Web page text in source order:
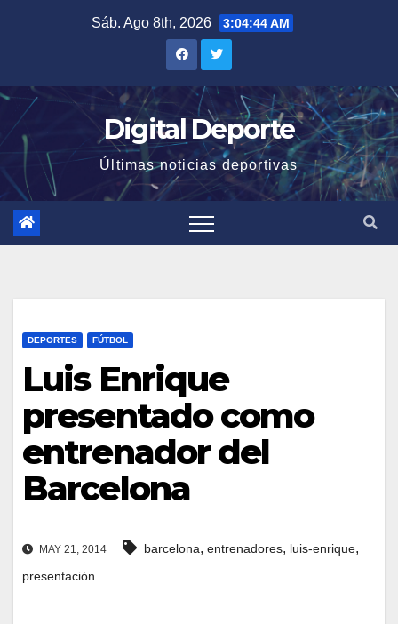
Sáb. Ago 8th, 2026 3:04:45 AM
Digital Deporte
Últimas noticias deportivas
DEPORTES FÚTBOL
Luis Enrique
presentado como
entrenador del
Barcelona
MAY 21, 2014 barcelona, entrenadores, luis-enrique,
presentación